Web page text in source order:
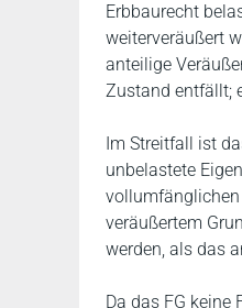
Erbbaurecht
weiterveräußert
anteilige
Zustand entfällt;
Im Streitfall ist
unbelastete
veräußertem
werden, als das
Da das FG